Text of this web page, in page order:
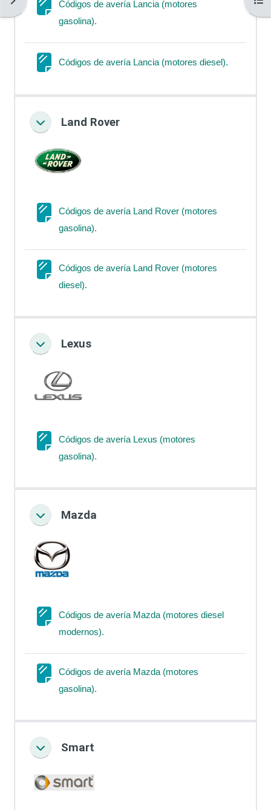
Códigos de avería Lancia (motores
gasolina).
Códigos de avería Lancia (motores diesel).
ColapsarLand Rover
Códigos de avería Land Rover (motores
gasolina).
Códigos de avería Land Rover (motores
diesel).
ColapsarLexus
Códigos de avería Lexus (motores
gasolina).
ColapsarMazda
Códigos de avería Mazda (motores diesel
modernos).
Códigos de avería Mazda (motores
gasolina).
ColapsarSmart